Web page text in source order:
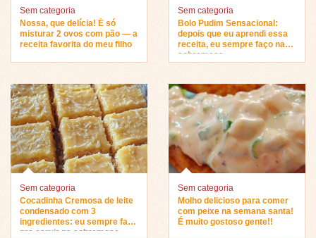
Sem categoria
Nossa, que delícia! É só
misturar 2 ovos com pão — a
receita favorita do meu filho
Sem categoria
Bolo Pudim Sensacional:
depois que eu aprendi essa
receita, eu sempre faço na
sobremesa…
Sem categoria
Cocadinha Cremosa de leite
condensado com 3
ingredientes: eu sempre faço
pra servir na sobremesa…
Sem categoria
Molho delicioso para comer
com peixe na semana santa!
É muito gostoso gente!!